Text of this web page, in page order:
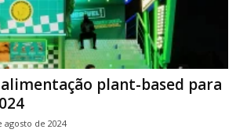
plant-based para
agosto de 2024